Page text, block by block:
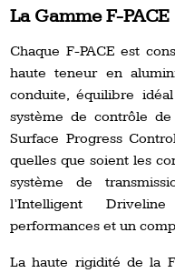
La Gamme F-PACE
Chaque F-PACE est
haute teneur en
conduite, équilibre
système de contrôle
Surface Progress
quelles que soient les
système de
l’Intelligent
performances et un
La haute rigidité de la